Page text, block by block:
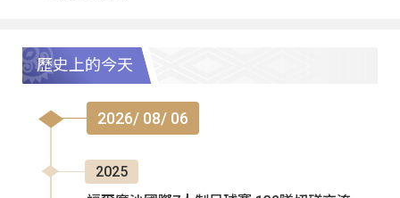
歷史上的今天
2026/ 08/ 06
2025